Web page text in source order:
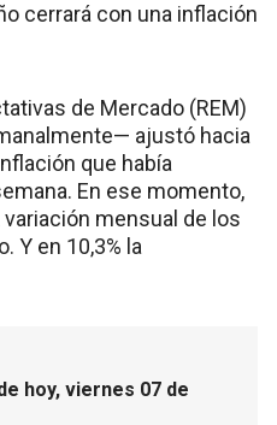
cerrará con una inflación
de Mercado (REM)
ajustó hacia
que había
En ese momento,
variación mensual de los
Y en 10,3% la
hoy, viernes 07 de